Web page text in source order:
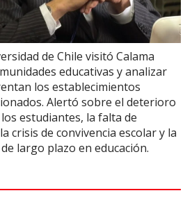
de Chile visitó Calama
educativas y analizar
los establecimientos
Alertó sobre el deterioro
estudiantes, la falta de
crisis de convivencia escolar y la
largo plazo en educación.